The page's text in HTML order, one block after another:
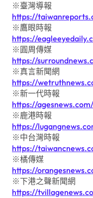
※臺灣導報
https://
※鷹眼時報
https://
※圓周傳媒
https://
※真言新聞網
https://
※新一代時報
https://agesnews.com/
※鹿港時報
https://
※中台灣時報
https://
※橘傳媒
https://
※下港之聲新聞網
https://